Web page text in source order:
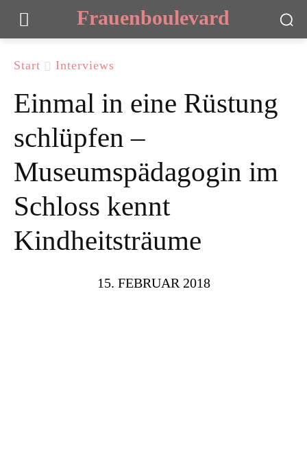
Frauenboulevard
Start Interviews
Einmal in eine Rüstung
schlüpfen –
Museumspädagogin im
Schloss kennt
Kindheitsträume
15. FEBRUAR 2018